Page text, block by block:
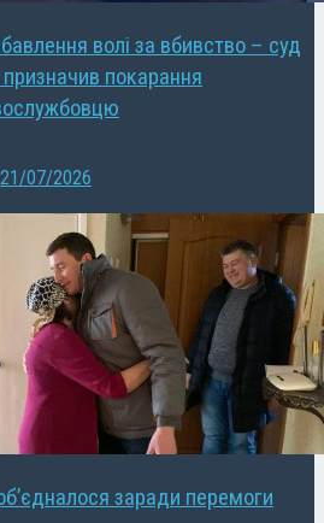
волі за вбивство – суд
покарання
21/07/2026
заради перемоги